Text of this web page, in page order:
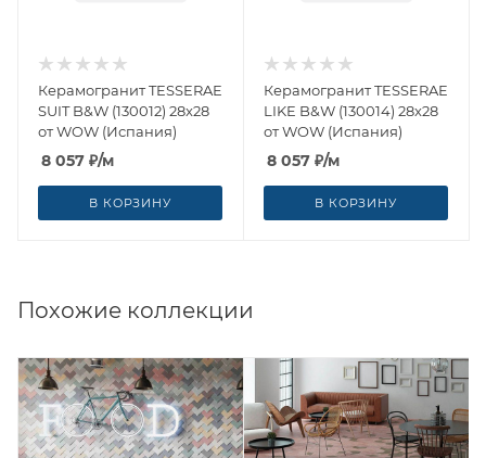
Керамогранит TESSERAE
SUIT B&W (130012) 28x28
от WOW (Испания)
8 057 ₽/м
В КОРЗИНУ
Керамогранит TESSERAE
LIKE B&W (130014) 28x28
от WOW (Испания)
8 057 ₽/м
В КОРЗИНУ
Похожие коллекции